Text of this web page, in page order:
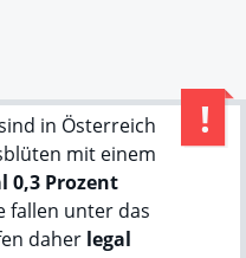
in Österreich
mit einem
0,3 Prozent
fallen unter das
daher legal